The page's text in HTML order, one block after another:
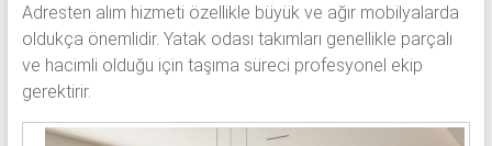
Adresten alım hizmeti özellikle büyük ve ağır mobilyalarda
oldukça önemlidir. Yatak odası takımları genellikle parçalı
ve hacimli olduğu için taşıma süreci profesyonel ekip
gerektirir.